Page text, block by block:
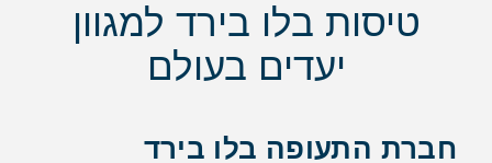
טיסות בלו בירד למגוון
יעדים בעולם
חברת התעופה בלו בירד